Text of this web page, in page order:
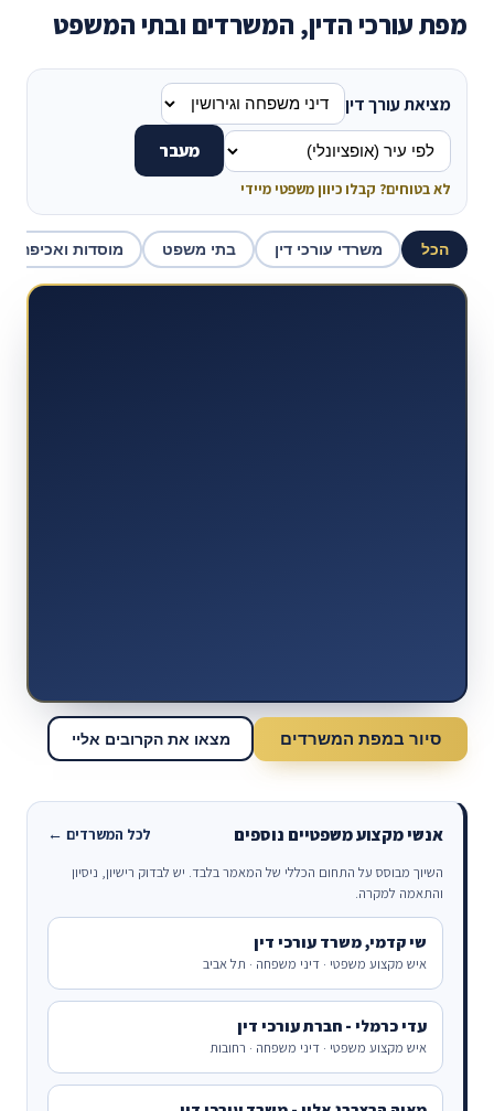
מפת עורכי הדין, המשרדים ובתי המשפט
מציאת עורך דין
מעבר
לא בטוחים? קבלו כיוון משפטי מיידי
הכל משרדי עורכי דין בתי משפט מוסדות ואכיפה
סיור במפת המשרדים מצאו את הקרובים אליי
אנשי מקצוע משפטיים נוספים לכל המשרדים ←
השיוך מבוסס על התחום הכללי של המאמר בלבד. יש לבדוק רישיון, ניסיון
והתאמה למקרה.
שי קדמי, משרד עורכי דין
איש מקצוע משפטי · דיני משפחה · תל אביב
עדי כרמלי - חברת עורכי דין
איש מקצוע משפטי · דיני משפחה · רחובות